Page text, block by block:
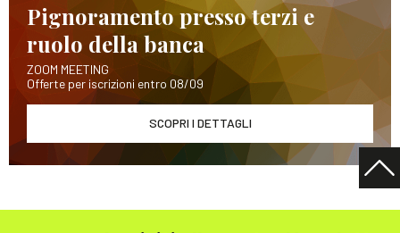
Pignoramento presso terzi e
ruolo della banca
ZOOM MEETING
Offerte per iscrizioni entro 08/09
SCOPRI I DETTAGLI